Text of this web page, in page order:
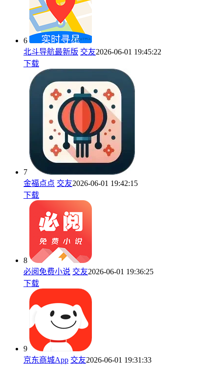
6
北斗导航最新版 交友2026-06-01 19:45:22
下载
7
金福点点 交友2026-06-01 19:42:15
下载
8
必阅免费小说 交友2026-06-01 19:36:25
下载
9
京东商城App 交友2026-06-01 19:31:33